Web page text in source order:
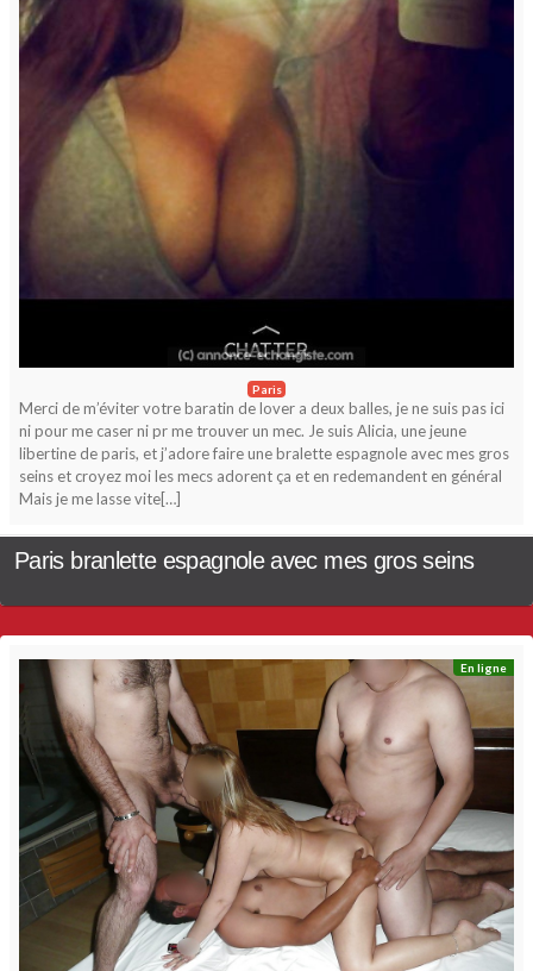
Paris
Merci de m’éviter votre baratin de lover a deux balles, je ne suis pas ici
ni pour me caser ni pr me trouver un mec. Je suis Alicia, une jeune
libertine de paris, et j’adore faire une bralette espagnole avec mes gros
seins et croyez moi les mecs adorent ça et en redemandent en général
Mais je me lasse vite[…]
Paris branlette espagnole avec mes gros seins
En ligne